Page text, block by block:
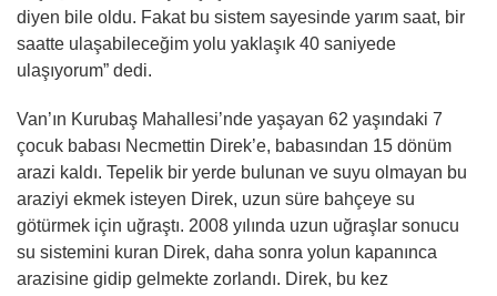
diyen bile oldu. Fakat bu sistem sayesinde yarım saat, bir
saatte ulaşabileceğim yolu yaklaşık 40 saniyede
ulaşıyorum” dedi.
Van’ın Kurubaş Mahallesi’nde yaşayan 62 yaşındaki 7
çocuk babası Necmettin Direk’e, babasından 15 dönüm
arazi kaldı. Tepelik bir yerde bulunan ve suyu olmayan bu
araziyi ekmek isteyen Direk, uzun süre bahçeye su
götürmek için uğraştı. 2008 yılında uzun uğraşlar sonucu
su sistemini kuran Direk, daha sonra yolun kapanınca
arazisine gidip gelmekte zorlandı. Direk, bu kez